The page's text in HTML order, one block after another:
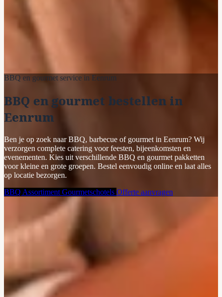
BBQ en gourmet service in Eenrum
BBQ en gourmet bestellen in
Eenrum
Ben je op zoek naar BBQ, barbecue of gourmet in Eenrum? Wij
verzorgen complete catering voor feesten, bijeenkomsten en
evenementen. Kies uit verschillende BBQ en gourmet pakketten
voor kleine en grote groepen. Bestel eenvoudig online en laat alles
op locatie bezorgen.
BBQ Assortiment Gourmetschotels Offerte aanvragen